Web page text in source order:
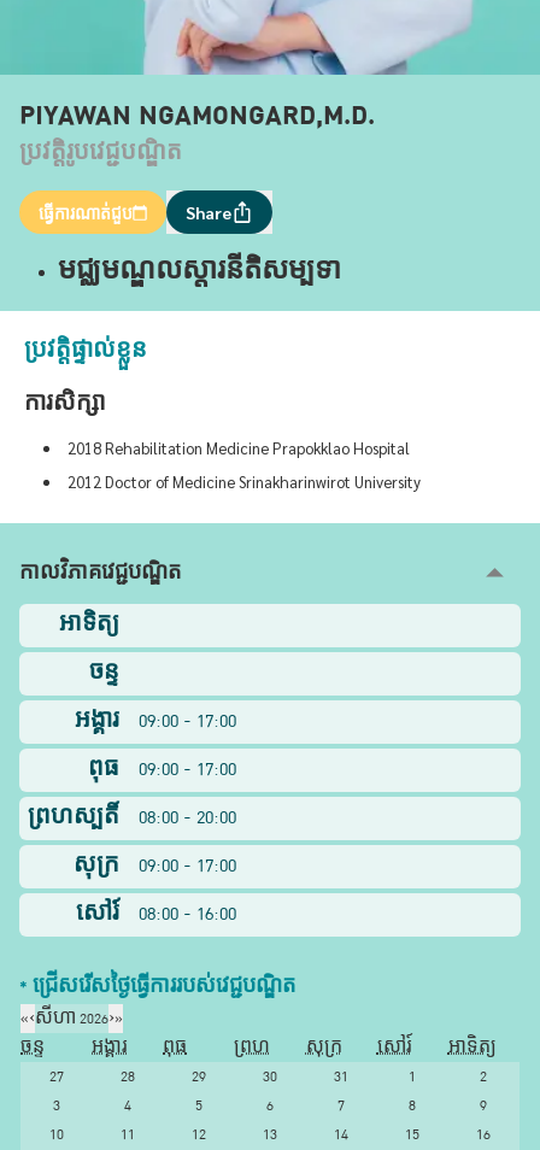
PIYAWAN NGAMONGARD,M.D.
ប្រវត្តិរូបវេជ្ជបណ្ឌិត
ធ្វើការណាត់ជួប Share
មជ្ឈមណ្ឌលស្តារនីតិសម្បទា
ប្រវត្តិផ្ទាល់ខ្លួន
ការសិក្សា
2018 Rehabilitation Medicine Prapokklao Hospital
2012 Doctor of Medicine Srinakharinwirot University
កាលវិភាគវេជ្ជបណ្ឌិត
អាទិត្យ
ចន្ទ
អង្គារ
09:00 - 17:00
ពុធ
09:00 - 17:00
ព្រហស្បតិ៍
08:00 - 20:00
សុក្រ
09:00 - 17:00
សៅរ៍
08:00 - 16:00
* ជ្រើសរើស​ថ្ងៃ​ធ្វើការ​របស់​វេជ្ជបណ្ឌិត​
«‹សីហា 2026›»
ចន្ទ
អង្គារ ពុធ ព្រហ សុក្រ សៅរ៍
អាទិត្យ
27
28 29 30 31 1
2
3
4 5 6 7 8
9
10
11 12 13 14 15
16